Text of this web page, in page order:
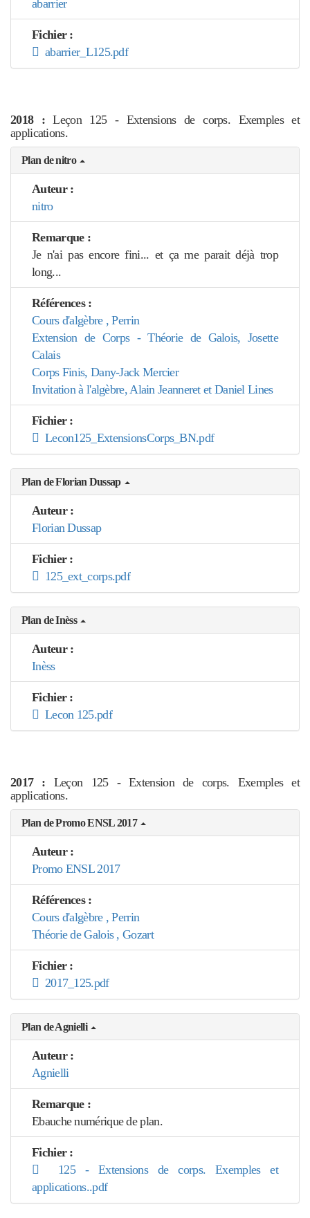
abarrier
Fichier :
abarrier_L125.pdf
2018 : Leçon 125 - Extensions de corps. Exemples et
applications.
Plan de nitro
Auteur :
nitro
Remarque :
Je n'ai pas encore fini... et ça me parait déjà trop
long...
Références :
Cours d'algèbre , Perrin
Extension de Corps - Théorie de Galois, Josette
Calais
Corps Finis, Dany-Jack Mercier
Invitation à l'algèbre, Alain Jeanneret et Daniel Lines
Fichier :
Lecon125_ExtensionsCorps_BN.pdf
Plan de Florian Dussap
Auteur :
Florian Dussap
Fichier :
125_ext_corps.pdf
Plan de Inèss
Auteur :
Inèss
Fichier :
Lecon 125.pdf
2017 : Leçon 125 - Extension de corps. Exemples et
applications.
Plan de Promo ENSL 2017
Auteur :
Promo ENSL 2017
Références :
Cours d'algèbre , Perrin
Théorie de Galois , Gozart
Fichier :
2017_125.pdf
Plan de Agnielli
Auteur :
Agnielli
Remarque :
Ebauche numérique de plan.
Fichier :
125 - Extensions de corps. Exemples et
applications..pdf